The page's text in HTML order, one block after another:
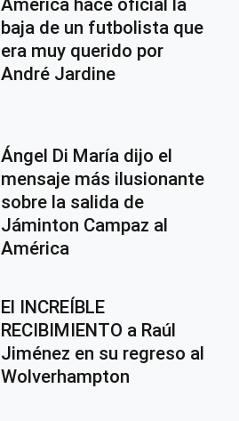
América hace oficial la
baja de un futbolista que
era muy querido por
André Jardine
Ángel Di María dijo el
mensaje más ilusionante
sobre la salida de
Jáminton Campaz al
América
El INCREÍBLE
RECIBIMIENTO a Raúl
Jiménez en su regreso al
Wolverhampton